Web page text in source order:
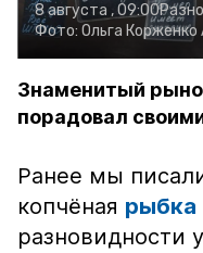
8 августа , 09:00
Фото: Ольга Корженко
Знаменитый
порадовал
Ранее мы
копчёная рыбка
разновидности